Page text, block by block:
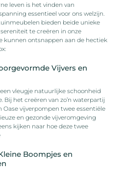
leven is het vinden van
essentieel voor ons welzijn.
bieden beide unieke
te creëren in onze
kunnen ontsnappen aan de hectiek
Vijvers en
vleugje natuurlijke schoonheid
het creëren van zo’n waterpartij
Oase vijverpompen twee essentiële
en gezonde vijveromgeving
kijken naar hoe deze twee
Boompjes en